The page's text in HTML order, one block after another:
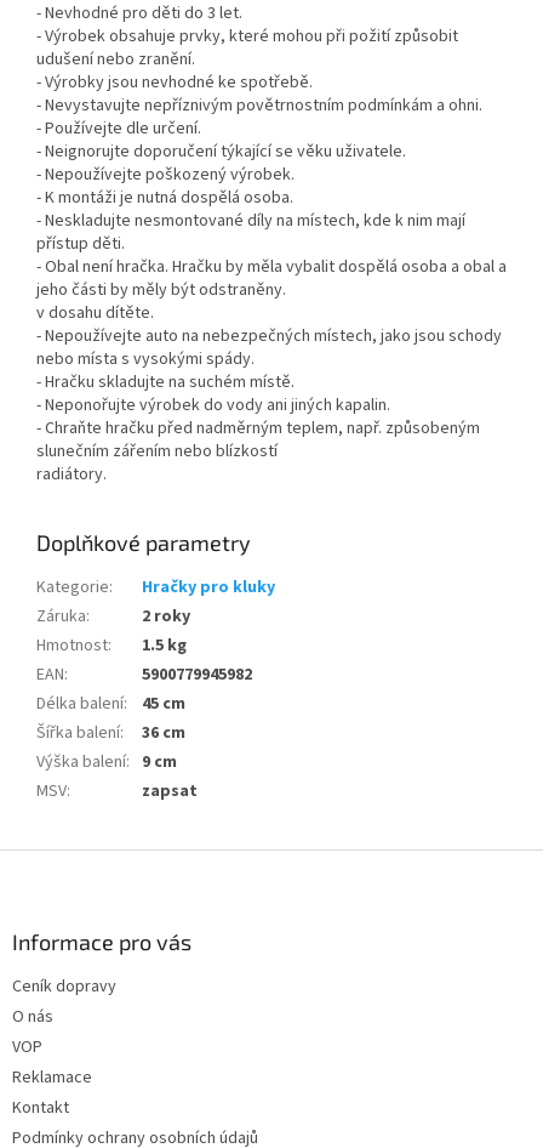
- Nevhodné pro děti do 3 let.
- Výrobek obsahuje prvky, které mohou při požití způsobit
udušení nebo zranění.
- Výrobky jsou nevhodné ke spotřebě.
- Nevystavujte nepříznivým povětrnostním podmínkám a ohni.
- Používejte dle určení.
- Neignorujte doporučení týkající se věku uživatele.
- Nepoužívejte poškozený výrobek.
- K montáži je nutná dospělá osoba.
- Neskladujte nesmontované díly na místech, kde k nim mají
přístup děti.
- Obal není hračka. Hračku by měla vybalit dospělá osoba a obal a
jeho části by měly být odstraněny.
v dosahu dítěte.
- Nepoužívejte auto na nebezpečných místech, jako jsou schody
nebo místa s vysokými spády.
- Hračku skladujte na suchém místě.
- Neponořujte výrobek do vody ani jiných kapalin.
- Chraňte hračku před nadměrným teplem, např. způsobeným
slunečním zářením nebo blízkostí
radiátory.
Doplňkové parametry
Kategorie:
Hračky pro kluky
Záruka:
2 roky
Hmotnost:
1.5 kg
EAN:
5900779945982
Délka balení:
45 cm
Šířka balení:
36 cm
Výška balení: 9 cm
MSV: zapsat
Informace pro vás
Ceník dopravy
O nás
VOP
Reklamace
Kontakt
Podmínky ochrany osobních údajů